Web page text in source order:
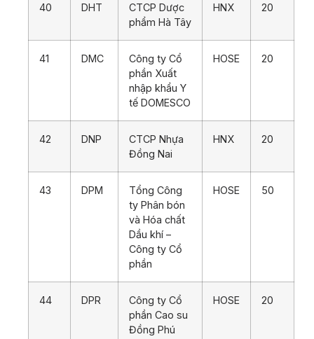
40 DHT
CTCP Dược
phẩm Hà Tây
HNX 20
41 DMC
Công ty Cổ
phần Xuất
nhập khẩu Y
tế DOMESCO
HOSE 20
42 DNP
CTCP Nhựa
Đồng Nai
HNX 20
43 DPM
Tổng Công
ty Phân bón
và Hóa chất
Dầu khí –
Công ty Cổ
phần
HOSE 50
44 DPR
Công ty Cổ
phần Cao su
Đồng Phú
HOSE 20